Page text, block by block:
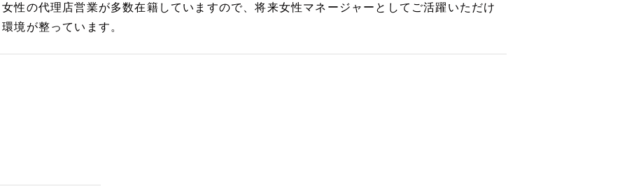
性の代理店営業が多数在籍していますので、将来女性マネージャーとしてご活躍いただけ
境が整っています。